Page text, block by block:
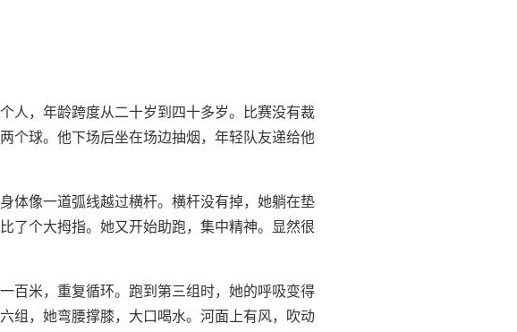
人，年龄跨度从二十岁到四十多岁。比赛没有裁
个球。他下场后坐在场边抽烟，年轻队友递给他
体像一道弧线越过横杆。横杆没有掉，她躺在垫
了个大拇指。她又开始助跑，集中精神。显然很
百米，重复循环。跑到第三组时，她的呼吸变得
组，她弯腰撑膝，大口喝水。河面上有风，吹动